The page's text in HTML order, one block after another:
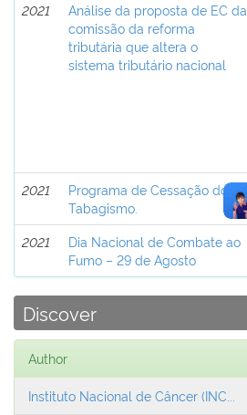
2021
Análise da proposta de EC da
comissão da reforma
tributária que altera o
sistema tributário nacional
2021
Programa de Cessação do
Tabagismo.
2021
Dia Nacional de Combate ao
Fumo – 29 de Agosto
Discover
Author
Instituto Nacional de Câncer (INC...